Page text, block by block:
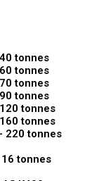
tonnes
tonnes
tonnes
tonnes
tonnes
tonnes
220 tonnes
16 tonnes